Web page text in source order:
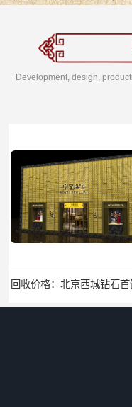
回收价格：北京西城钻石首饰高价回收，当场结算回收找哪家